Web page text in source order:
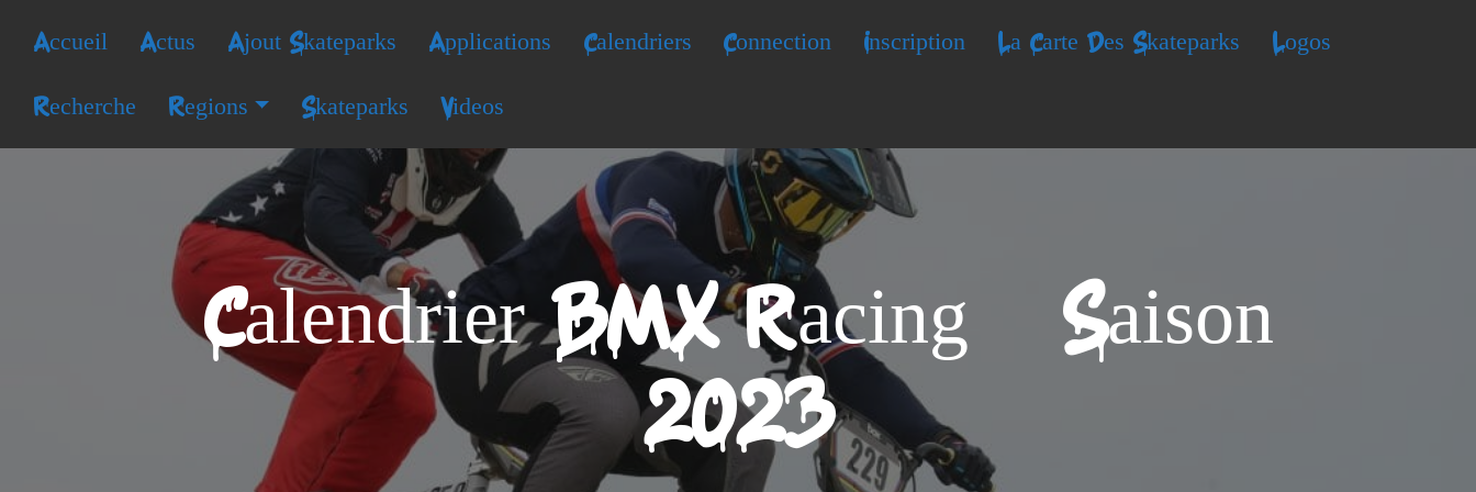
Accueil Actus Ajout Skateparks Applications Calendriers Connection Inscription La Carte Des Skateparks Logos
Recherche Regions Skateparks Videos
Calendrier BMX Racing – Saison
2023